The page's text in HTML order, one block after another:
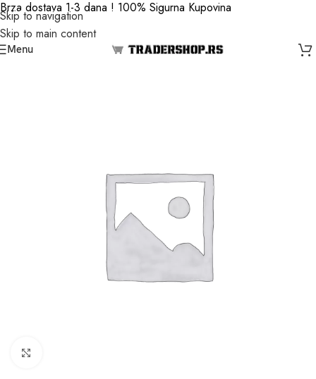
Skip to navigation
Skip to main content
Brza dostava 1-3 dana ! 100% Sigurna Kupovina
Menu